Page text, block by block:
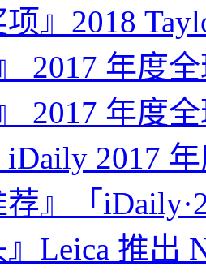
项』2018
2017 年度
2017 年度
iDaily 2017
荐』「
』Leica 推出